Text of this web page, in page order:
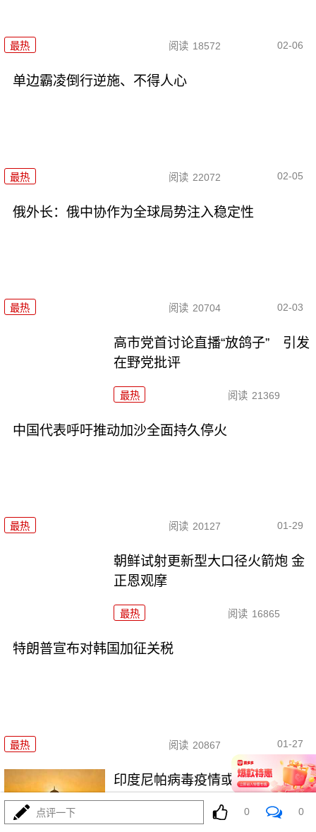
最热 阅读 18572 02-06
单边霸凌倒行逆施、不得人心
最热 阅读 22072 02-05
俄外长：俄中协作为全球局势注入稳定性
最热 阅读 20704 02-03
高市党首讨论直播“放鸽子” 引发
在野党批评
最热 阅读 21369
中国代表呼吁推动加沙全面持久停火
最热 阅读 20127 01-29
朝鲜试射更新型大口径火箭炮 金
正恩观摩
最热 阅读 16865
特朗普宣布对韩国加征关税
最热 阅读 20867 01-27
印度尼帕病毒疫情或来自医院
点评一下 0 0